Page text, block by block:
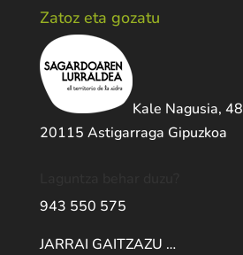
Zatoz eta gozatu
Kale Nagusia, 48
20115 Astigarraga Gipuzkoa
943 550 575
JARRAI GAITZAZU …